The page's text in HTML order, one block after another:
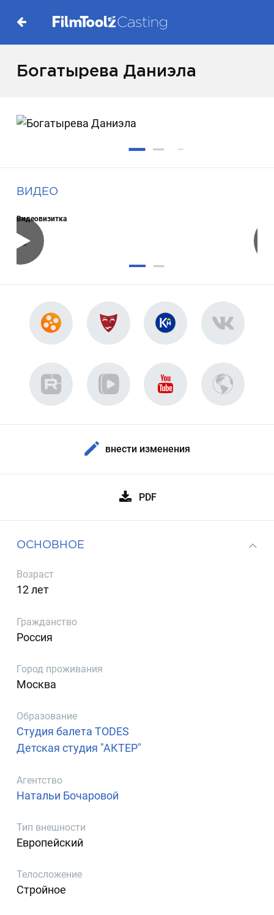
Богатырева Даниэла
ВИДЕО
Видеовизитка
внести изменения
PDF
ОСНОВНОЕ
Возраст
12 лет
Гражданство
Россия
Город проживания
Москва
Образование
Студия балета TODES
Детская студия "АКТЕР"
Агентство
Натальи Бочаровой
Тип внешности
Европейский
Телосложение
Стройное